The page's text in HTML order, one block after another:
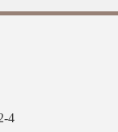
4